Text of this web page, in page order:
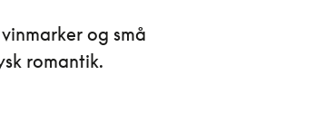
og små
romantik.